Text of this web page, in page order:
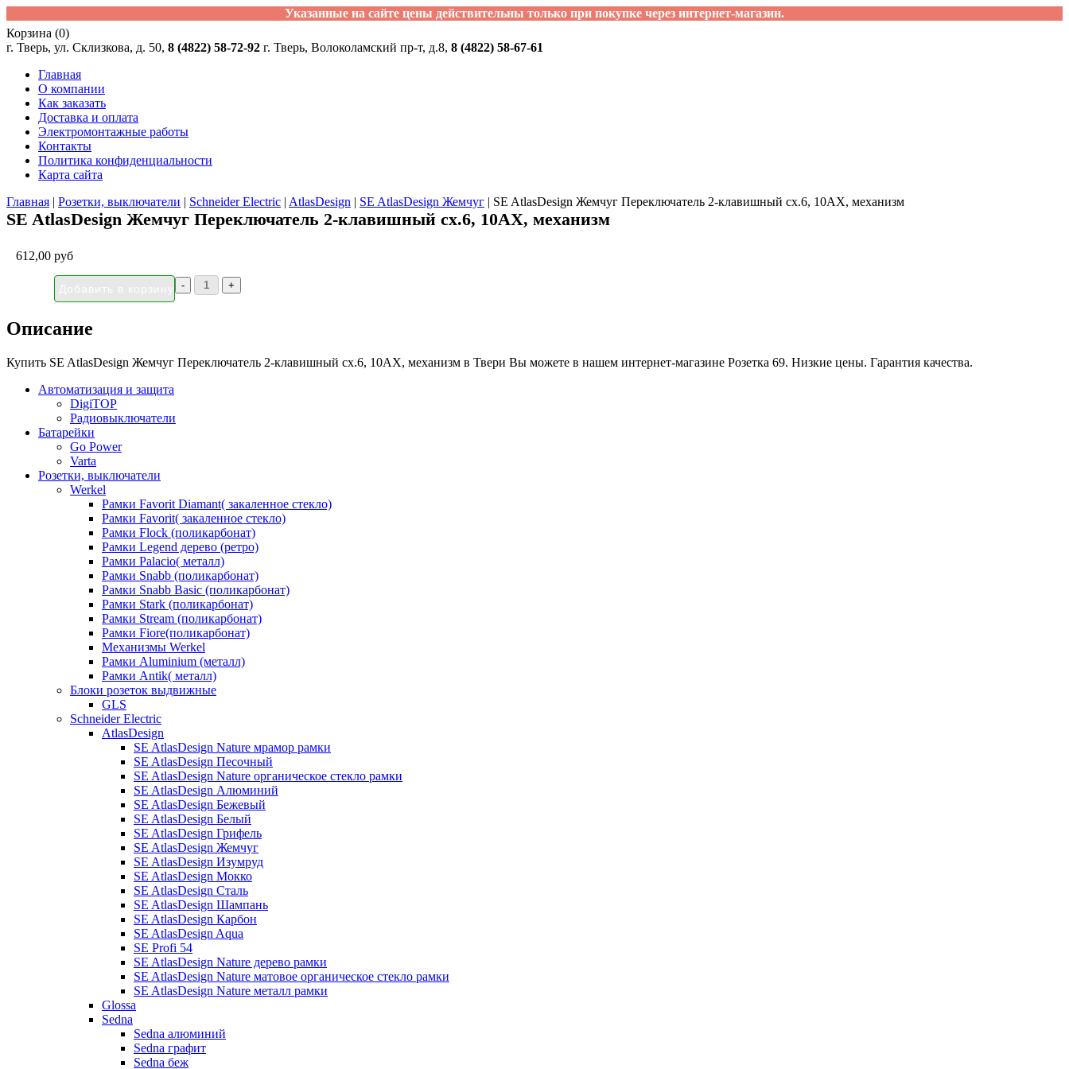
Указанные на сайте цены действительны только при покупке через интернет-магазин.
Корзина (0)
г. Тверь, ул. Склизкова, д. 50, 8 (4822) 58-72-92 г. Тверь, Волоколамский пр-т, д.8, 8 (4822) 58-67-61
Главная
О компании
Как заказать
Доставка и оплата
Электромонтажные работы
Контакты
Политика конфиденциальности
Карта сайта
Главная | Розетки, выключатели | Schneider Electric | AtlasDesign | SE AtlasDesign Жемчуг | SE AtlasDesign Жемчуг Переключатель 2-клавишный сх.6, 10АХ, механизм
SE AtlasDesign Жемчуг Переключатель 2-клавишный сх.6, 10АХ, механизм
612,00 руб
Описание
Купить SE AtlasDesign Жемчуг Переключатель 2-клавишный сх.6, 10АХ, механизм в Твери Вы можете в нашем интернет-магазине Розетка 69. Низкие цены. Гарантия качества.
Автоматизация и защита
DigiTOP
Радиовыключатели
Батарейки
Go Power
Varta
Розетки, выключатели
Werkel
Рамки Favorit Diamant( закаленное стекло)
Рамки Favorit( закаленное стекло)
Рамки Flock (поликарбонат)
Рамки Legend дерево (ретро)
Рамки Palacio( металл)
Рамки Snabb (поликарбонат)
Рамки Snabb Basic (поликарбонат)
Рамки Stark (поликарбонат)
Рамки Stream (поликарбонат)
Рамки Fiore(поликарбонат)
Механизмы Werkel
Рамки Aluminium (металл)
Рамки Antik( металл)
Блоки розеток выдвижные
GLS
Schneider Electric
AtlasDesign
SE AtlasDesign Nature мрамор рамки
SE AtlasDesign Песочный
SE AtlasDesign Nature органическое стекло рамки
SE AtlasDesign Алюминий
SE AtlasDesign Бежевый
SE AtlasDesign Белый
SE AtlasDesign Грифель
SE AtlasDesign Жемчуг
SE AtlasDesign Изумруд
SE AtlasDesign Мокко
SE AtlasDesign Сталь
SE AtlasDesign Шампань
SE AtlasDesign Карбон
SE AtlasDesign Aqua
SE Profi 54
SE AtlasDesign Nature дерево рамки
SE AtlasDesign Nature матовое органическое стекло рамки
SE AtlasDesign Nature металл рамки
Glossa
Sedna
Sedna алюминий
Sedna графит
Sedna беж